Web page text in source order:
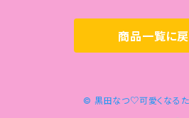
商品一覧に
© 黒田なつ♡可愛くなる